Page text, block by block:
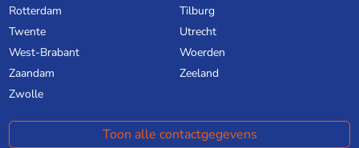
Rotterdam
Tilburg
Twente
Utrecht
West-Brabant
Woerden
Zaandam
Zeeland
Zwolle
Toon alle contactgegevens